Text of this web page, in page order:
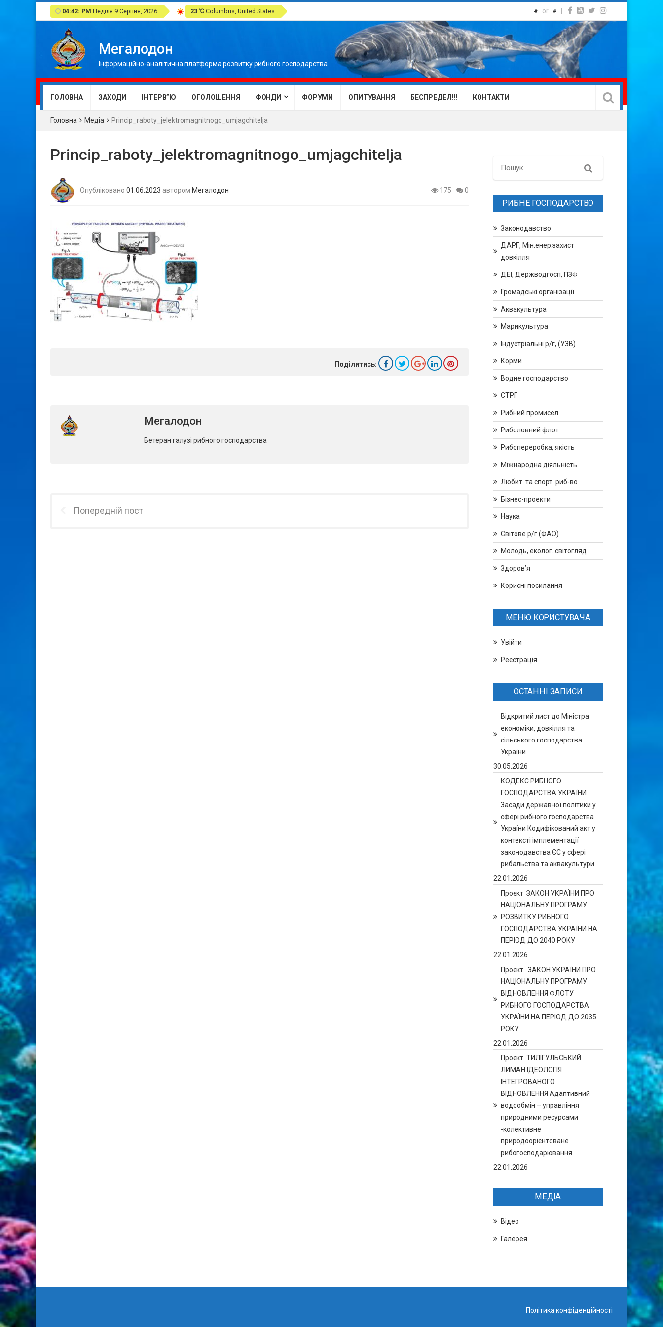
04:42: PM Неділя 9 Серпня, 2026 23 ℃ Columbus, United States # or #
Мегалодон
Інформаційно-аналітична платформа розвитку рибного господарства
ГОЛОВНА ЗАХОДИ ІНТЕРВ”Ю ОГОЛОШЕННЯ ФОНДИ ФОРУМИ ОПИТУВАННЯ БЕСПРЕДЕЛ!!! КОНТАКТИ
Головна Медіа Princip_raboty_jelektromagnitnogo_umjagchitelja
Princip_raboty_jelektromagnitnogo_umjagchitelja
Опубліковано 01.06.2023 автором Мегалодон 175 0
Поділитись:
Мегалодон
Ветеран галузі рибного господарства
Попередній пост
Search
РИБНЕ ГОСПОДАРСТВО
Законодавство
ДАРГ, Мін.енер.захист
довкілля
ДЕІ, Держводгосп, ПЗФ
Громадські організації
Аквакультура
Марикультура
Індустріальні р/г, (УЗВ)
Корми
Водне господарство
СТРГ
Рибний промисел
Риболовний флот
Рибопереробка, якість
Міжнародна діяльність
Любит. та спорт. риб-во
Бізнес-проекти
Наука
Світове р/г (ФАО)
Молодь, еколог. світогляд
Здоров’я
Корисні посилання
МЕНЮ КОРИСТУВАЧА
Увійти
Реєстрація
ОСТАННІ ЗАПИСИ
Відкритий лист до Міністра
економіки, довкілля та
сільського господарства
України
30.05.2026
КОДЕКС РИБНОГО
ГОСПОДАРСТВА УКРАЇНИ
Засади державної політики у
сфері рибного господарства
України Кодифікований акт у
контексті імплементації
законодавства ЄС у сфері
рибальства та аквакультури
22.01.2026
Проєкт ЗАКОН УКРАЇНИ ПРО
НАЦІОНАЛЬНУ ПРОГРАМУ
РОЗВИТКУ РИБНОГО
ГОСПОДАРСТВА УКРАЇНИ НА
ПЕРІОД ДО 2040 РОКУ
22.01.2026
Проєкт. ЗАКОН УКРАЇНИ ПРО
НАЦІОНАЛЬНУ ПРОГРАМУ
ВІДНОВЛЕННЯ ФЛОТУ
РИБНОГО ГОСПОДАРСТВА
УКРАЇНИ НА ПЕРІОД ДО 2035
РОКУ
22.01.2026
Проєкт. ТИЛІГУЛЬСЬКИЙ
ЛИМАН ІДЕОЛОГІЯ
ІНТЕГРОВАНОГО
ВІДНОВЛЕННЯ Адаптивний
водообмін – управління
природними ресурсами
-колективне
природоорієнтоване
рибогосподарювання
22.01.2026
МЕДІА
Відео
Галерея
Політика конфіденційності